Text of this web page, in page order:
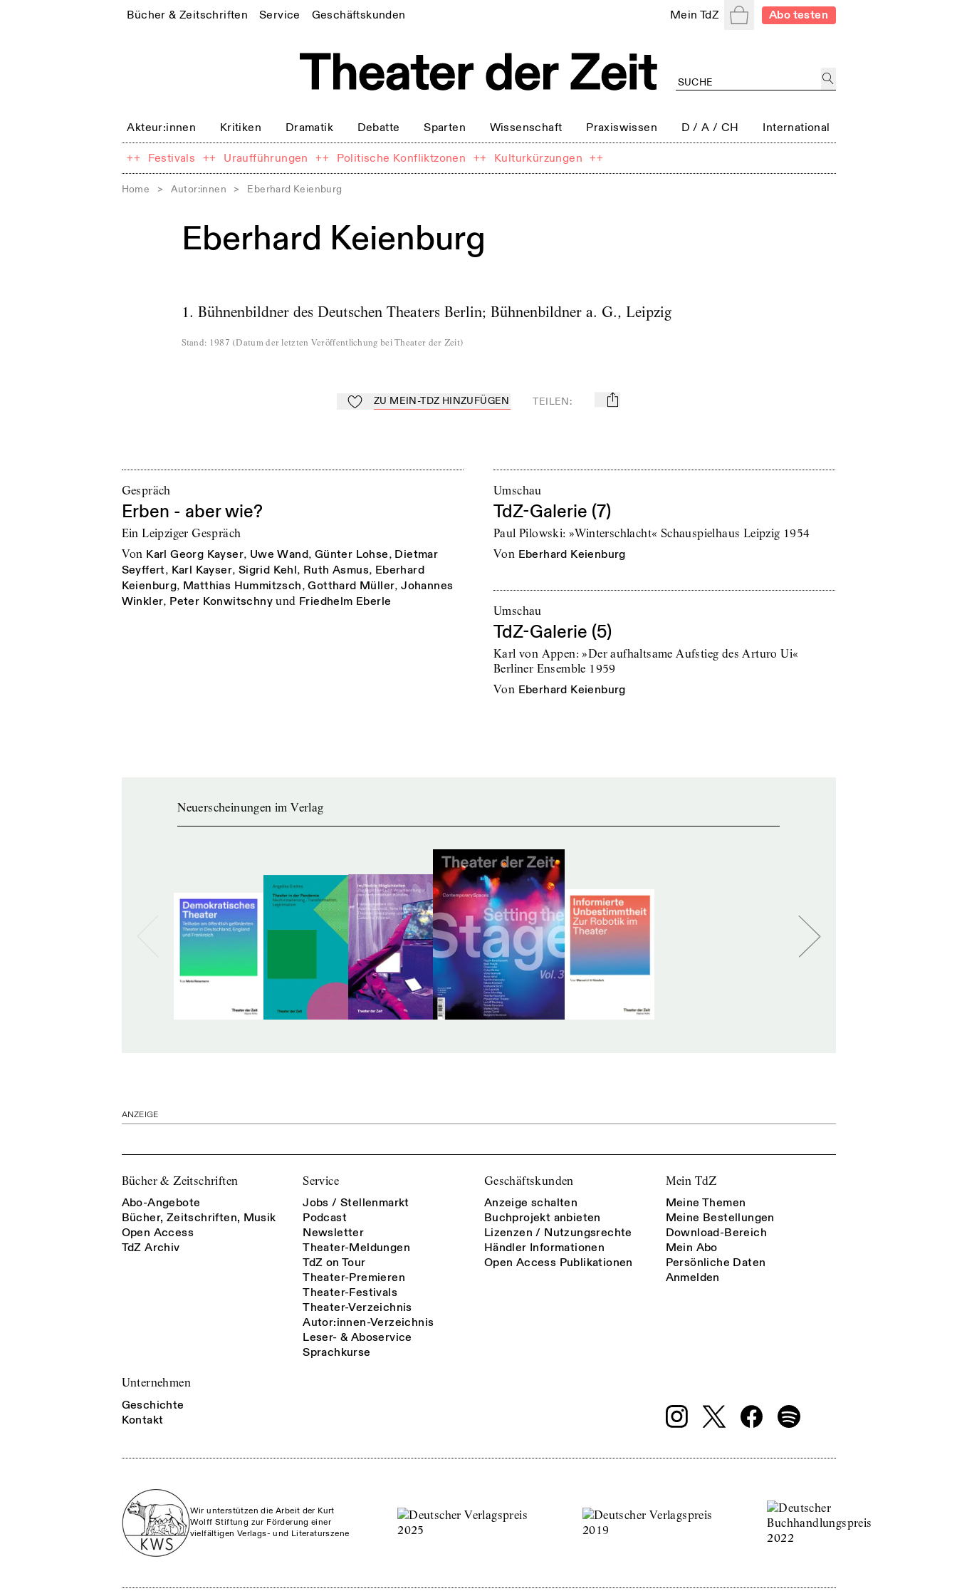
Bücher & Zeitschriften Service Geschäftskunden Mein TdZ WarenkorbAbo testen
Akteur:innen Kritiken Dramatik Debatte Sparten Wissenschaft Praxiswissen D / A / CH International
++ Festivals ++ Uraufführungen ++ Politische Konfliktzonen ++ Kulturkürzungen ++
Home > Autor:innen > Eberhard Keienburg
Eberhard Keienburg
1. Bühnenbildner des Deutschen Theaters Berlin; Bühnenbildner a. G., Leipzig
Stand: 1987 (Datum der letzten Veröffentlichung bei Theater der Zeit)
Zu Mein-TdZ hinzufügen
ZU MEIN-TDZ HINZUFÜGEN TEILEN: mail
Gespräch
Erben - aber wie?
Ein Leipziger Gespräch
von Karl Georg Kayser, Uwe Wand, Günter Lohse, Dietmar
Seyffert, Karl Kayser, Sigrid Kehl, Ruth Asmus, Eberhard
Keienburg, Matthias Hummitzsch,Gotthard Müller,Johannes
Winkler, Peter Konwitschny und Friedhelm Eberle
Umschau
TdZ-Galerie (7)
Paul Pilowski: »Winterschlacht« Schauspielhaus Leipzig 1954
von Eberhard Keienburg
Umschau
TdZ-Galerie (5)
Karl von Appen: »Der aufhaltsame Aufstieg des Arturo Ui«
Berliner Ensemble 1959
von Eberhard Keienburg
Neuerscheinungen im Verlag
ANZEIGE
Bücher & Zeitschriften
Abo-Angebote
Bücher, Zeitschriften, Musik
Open Access
TdZ Archiv
Service
Jobs / Stellenmarkt
Podcast
Newsletter
Theater-Meldungen
TdZ on Tour
Theater-Premieren
Theater-Festivals
Theater-Verzeichnis
Autor:innen-Verzeichnis
Leser- & Aboservice
Sprachkurse
Geschäftskunden
Anzeige schalten
Buchprojekt anbieten
Lizenzen / Nutzungsrechte
Händler Informationen
Open Access Publikationen
Mein TdZ
Meine Themen
Meine Bestellungen
Download-Bereich
Mein Abo
Persönliche Daten
Anmelden
Unternehmen
Geschichte
Kontakt
Wir unterstützen die Arbeit der Kurt
Wolff Stiftung zur Förderung einer
vielfältigen Verlags- und Literaturszene